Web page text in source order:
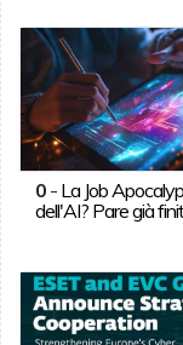
0- La Job
dell'AI? Pare già